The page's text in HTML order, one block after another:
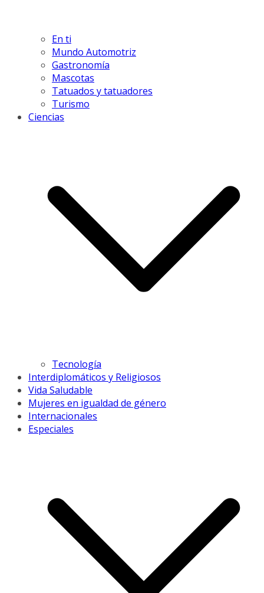
En ti
Mundo Automotriz
Gastronomía
Mascotas
Tatuados y tatuadores
Turismo
Ciencias
Tecnología
Interdiplomáticos y Religiosos
Vida Saludable
Mujeres en igualdad de género
Internacionales
Especiales